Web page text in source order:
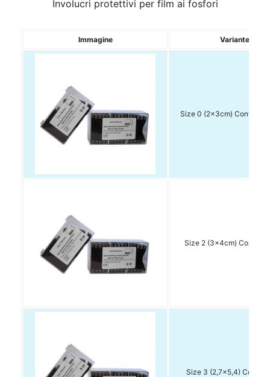
Involucri protettivi per film ai fosfori
Immagine Variante
Size 0 (2x3cm) Conf. da
Size 2 (3x4cm) Conf.
Size 3 (2,7x5,4) Conf.